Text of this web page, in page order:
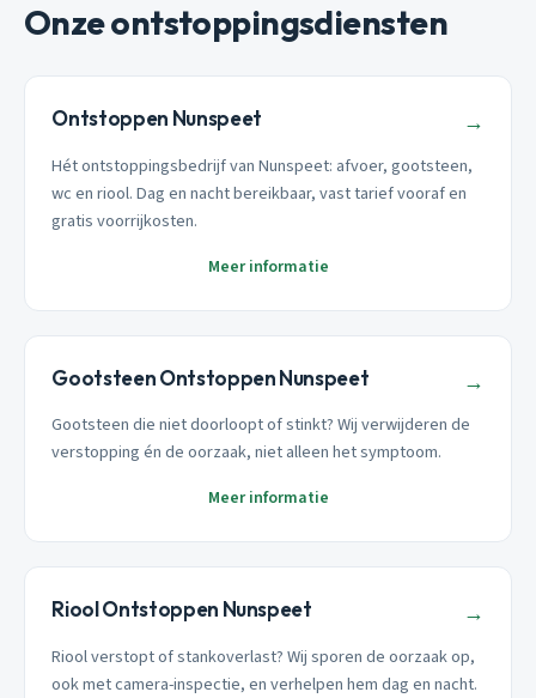
Onze ontstoppingsdiensten
Ontstoppen Nunspeet →
Hét ontstoppingsbedrijf van Nunspeet: afvoer, gootsteen,
wc en riool. Dag en nacht bereikbaar, vast tarief vooraf en
gratis voorrijkosten.
Meer informatie
Gootsteen Ontstoppen Nunspeet →
Gootsteen die niet doorloopt of stinkt? Wij verwijderen de
verstopping én de oorzaak, niet alleen het symptoom.
Meer informatie
Riool Ontstoppen Nunspeet →
Riool verstopt of stankoverlast? Wij sporen de oorzaak op,
ook met camera-inspectie, en verhelpen hem dag en nacht.